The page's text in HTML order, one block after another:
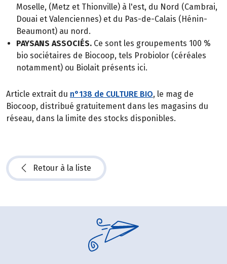
Moselle, (Metz et Thionville) à l'est, du Nord (Cambrai,
Douai et Valenciennes) et du Pas-de-Calais (Hénin-
Beaumont) au nord.
PAYSANS ASSOCIÉS. Ce sont les groupements 100 %
bio sociétaires de Biocoop, tels Probiolor (céréales
notamment) ou Biolait présents ici.
Article extrait du n°138 de CULTURE BIO, le mag de
Biocoop, distribué gratuitement dans les magasins du
réseau, dans la limite des stocks disponibles.
Retour à la liste